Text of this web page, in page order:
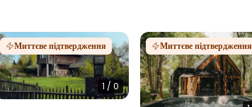
Миттєве підтвердження
1 / 0
Миттєве підтвердження